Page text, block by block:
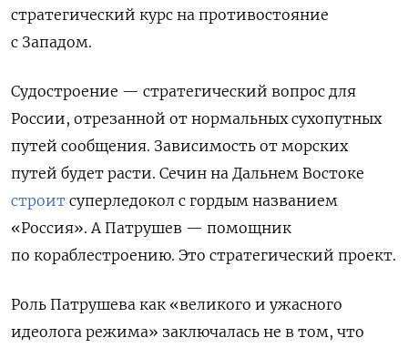
стратегический курс на противостояние
с Западом.
Судостроение — стратегический вопрос для
России, отрезанной от нормальных сухопутных
путей сообщения. Зависимость от морских
путей будет расти. Сечин на Дальнем Востоке
строит суперледокол с гордым названием
«Россия». А Патрушев — помощник
по кораблестроению. Это стратегический проект.
Роль Патрушева как «великого и ужасного
идеолога режима» заключалась не в том, что